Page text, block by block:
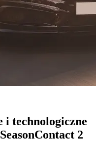
i technologiczne
2